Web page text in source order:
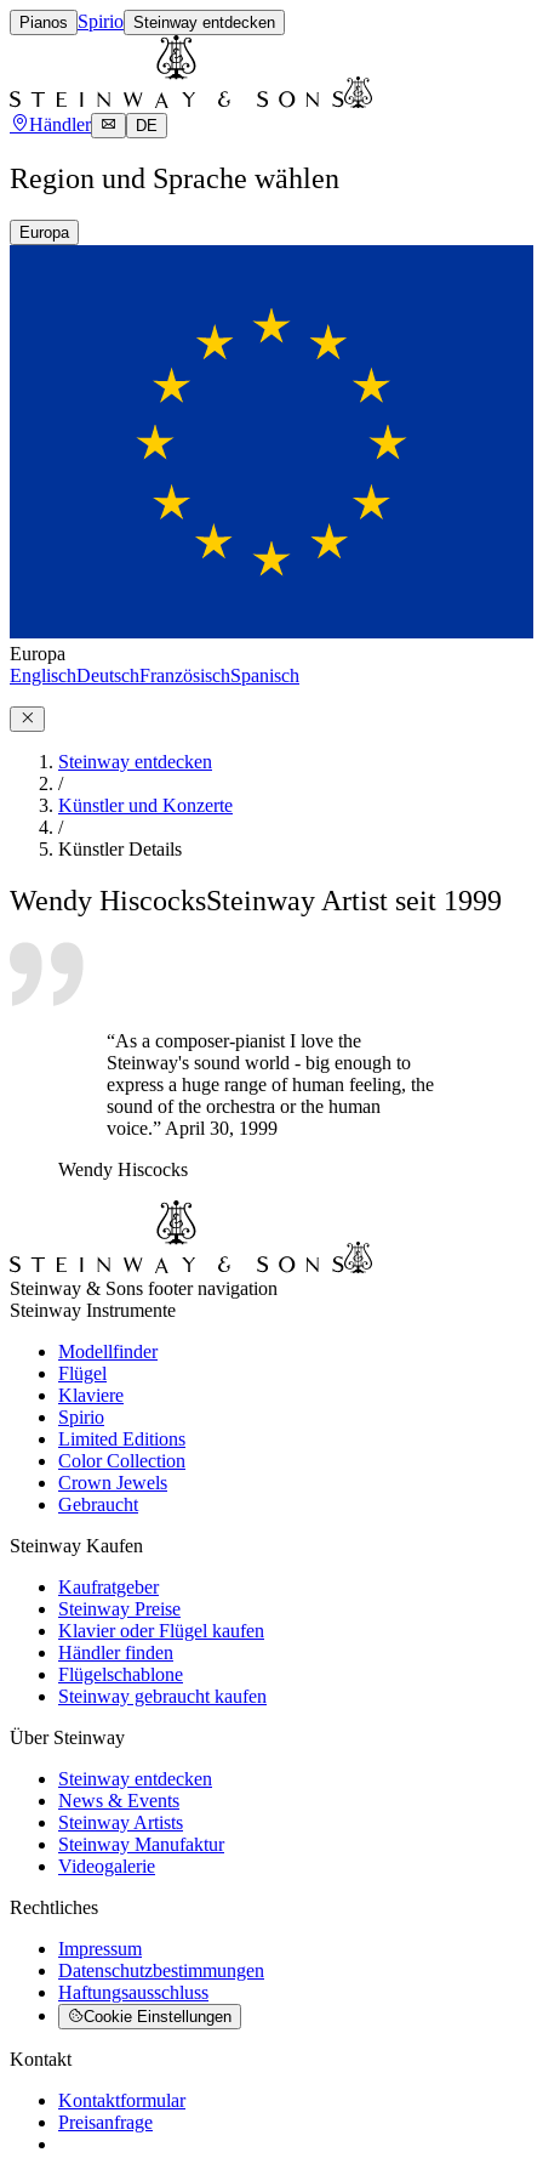
Pianos Spirio Steinway entdecken
Händler DE
Region und Sprache wählen
Europa
Europa
EnglischDeutschFranzösischSpanisch
Steinway entdecken
/
Künstler und Konzerte
/
Künstler Details
Wendy HiscocksSteinway Artist seit 1999
“As a composer-pianist I love the
Steinway's sound world - big enough to
express a huge range of human feeling, the
sound of the orchestra or the human
voice.” April 30, 1999
Wendy Hiscocks
Steinway & Sons footer navigation
Steinway Instrumente
Modellfinder
Flügel
Klaviere
Spirio
Limited Editions
Color Collection
Crown Jewels
Gebraucht
Steinway Kaufen
Kaufratgeber
Steinway Preise
Klavier oder Flügel kaufen
Händler finden
Flügelschablone
Steinway gebraucht kaufen
Über Steinway
Steinway entdecken
News & Events
Steinway Artists
Steinway Manufaktur
Videogalerie
Rechtliches
Impressum
Datenschutzbestimmungen
Haftungsausschluss
Cookie Einstellungen
Kontakt
Kontaktformular
Preisanfrage